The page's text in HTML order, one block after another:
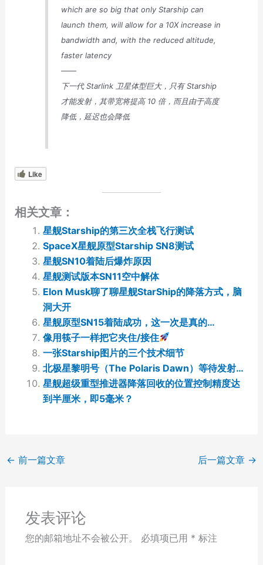
which are so big that only Starship can
launch them, will allow for a 10X increase in
bandwidth and, with the reduced altitude,
faster latency
——
下一代 Starlink 卫星体型巨大，只有 Starship
才能发射，其带宽将提高 10 倍，而且由于高度
降低，延迟也会降低
Like
相关文章：
星舰Starship的第三次全栈飞行测试
SpaceX星舰原型Starship SN8测试
星舰SN10着陆后爆炸原因
星舰测试版本SN11空中解体
Elon Musk聊了聊星舰StarShip的降落方式，脑
洞大开
星舰原型SN15着陆成功，这一次是真的…
像用筷子一样把它夹住/接住
一张Starship图片的三个技术细节
北极星黎明号（The Polaris Dawn）等待发射…
星舰超级重型推进器降落回收的位置控制精度达
到半厘米，即5毫米？
← 前一篇文章 后一篇文章 →
发表评论
您的邮箱地址不会被公开。 必填项已用 * 标注